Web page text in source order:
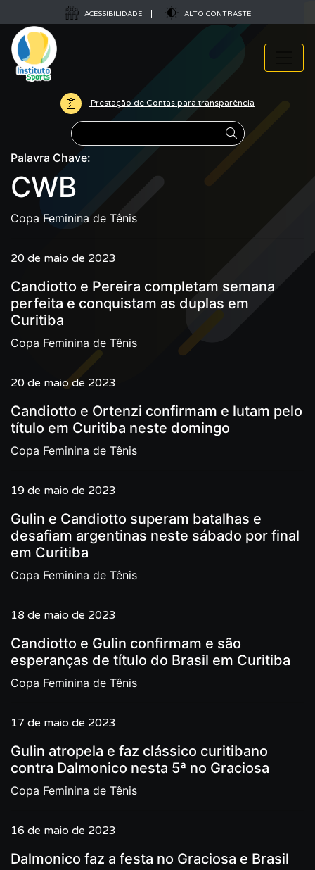
ACESSIBILIDADE ALTO CONTRASTE
Prestação de Contas para transparência
Pesquisar
Palavra Chave:
CWB
Copa Feminina de Tênis
20 de maio de 2023
Candiotto e Pereira completam semana
perfeita e conquistam as duplas em
Curitiba
Copa Feminina de Tênis
20 de maio de 2023
Candiotto e Ortenzi confirmam e lutam pelo
título em Curitiba neste domingo
Copa Feminina de Tênis
19 de maio de 2023
Gulin e Candiotto superam batalhas e
desafiam argentinas neste sábado por final
em Curitiba
Copa Feminina de Tênis
18 de maio de 2023
Candiotto e Gulin confirmam e são
esperanças de título do Brasil em Curitiba
Copa Feminina de Tênis
17 de maio de 2023
Gulin atropela e faz clássico curitibano
contra Dalmonico nesta 5ª no Graciosa
Copa Feminina de Tênis
16 de maio de 2023
Dalmonico faz a festa no Graciosa e Brasil